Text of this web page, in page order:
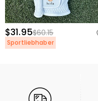
$31.95$60.15
Sportliebhaber